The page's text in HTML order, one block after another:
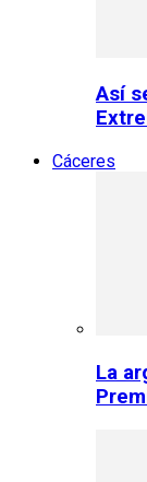
Así
Cáceres
La